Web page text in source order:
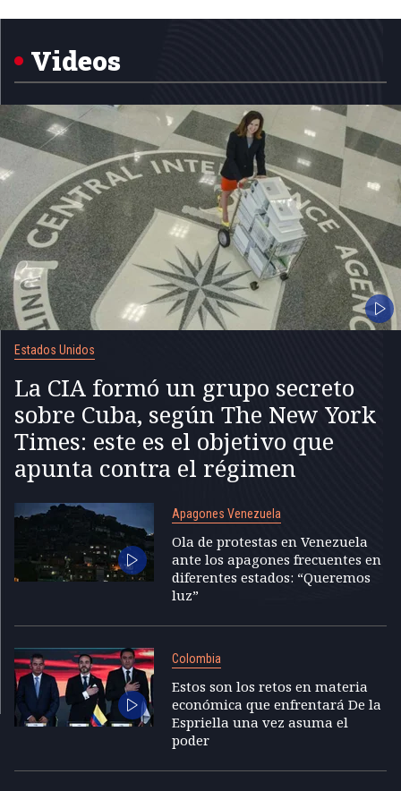
1
Videos
Estados Unidos
La CIA formó un grupo secreto
sobre Cuba, según The New York
Times: este es el objetivo que
apunta contra el régimen
Apagones Venezuela
Ola de protestas en Venezuela
ante los apagones frecuentes en
diferentes estados: “Queremos
luz”
Colombia
Estos son los retos en materia
económica que enfrentará De la
Espriella una vez asuma el
poder